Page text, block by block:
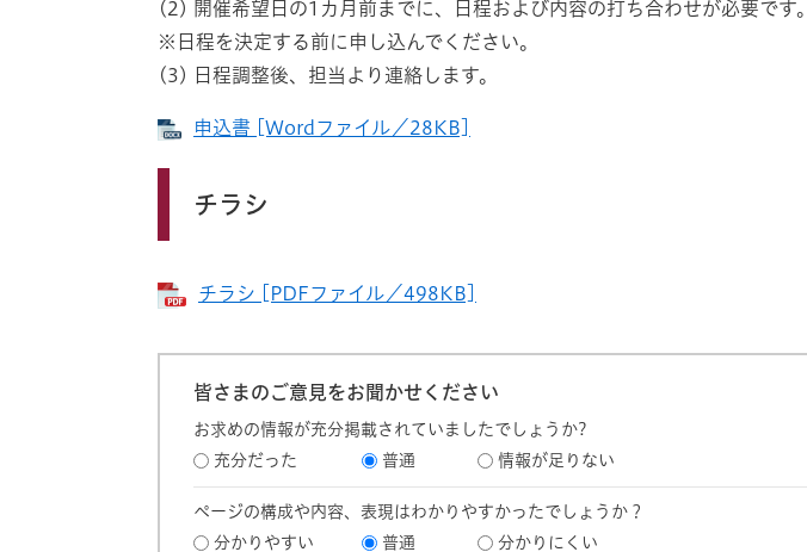
(2) 開催希望日の1カ月前までに、日程および内容の打ち合わせが必要です。
※日程を決定する前に申し込んでください。
(3) 日程調整後、担当より連絡します。
申込書 [Wordファイル／28KB]
チラシ
チラシ [PDFファイル／498KB]
皆さまのご意見をお聞かせください
お求めの情報が充分掲載されていましたでしょうか?
充分だった
普通 情報が足りない
ページの構成や内容、表現はわかりやすかったでしょうか？
分かりやすい
普通 分かりにくい